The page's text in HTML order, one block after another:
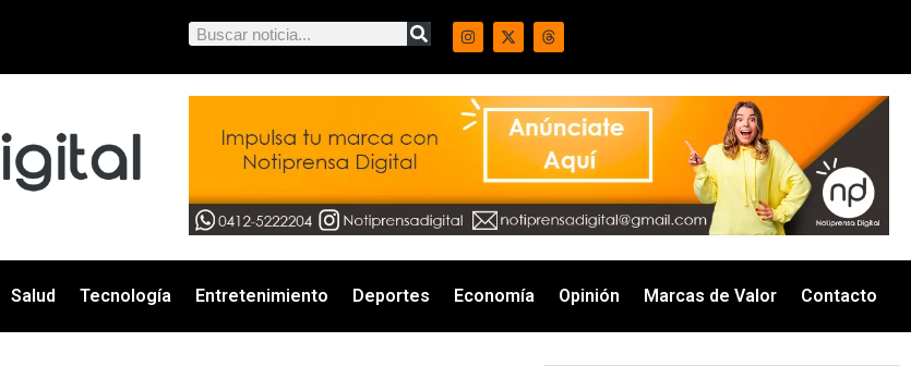
Salud Tecnología Entretenimiento Deportes Economía Opinión Marcas de Valor Contacto